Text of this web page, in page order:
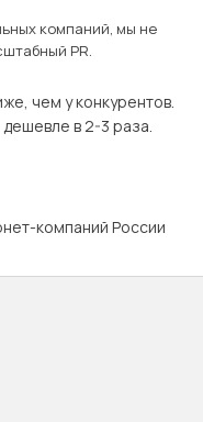
компаний, мы не
PR.
чем у конкурентов.
в 2-3 раза.
компаний России